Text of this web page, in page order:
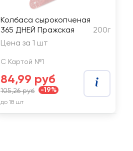
Колбаса сырокопченая
365 ДНЕЙ Пражская
200г
Цена за 1 шт
С Картой №1
84,99 руб
105,26 руб -19%
до 18 шт